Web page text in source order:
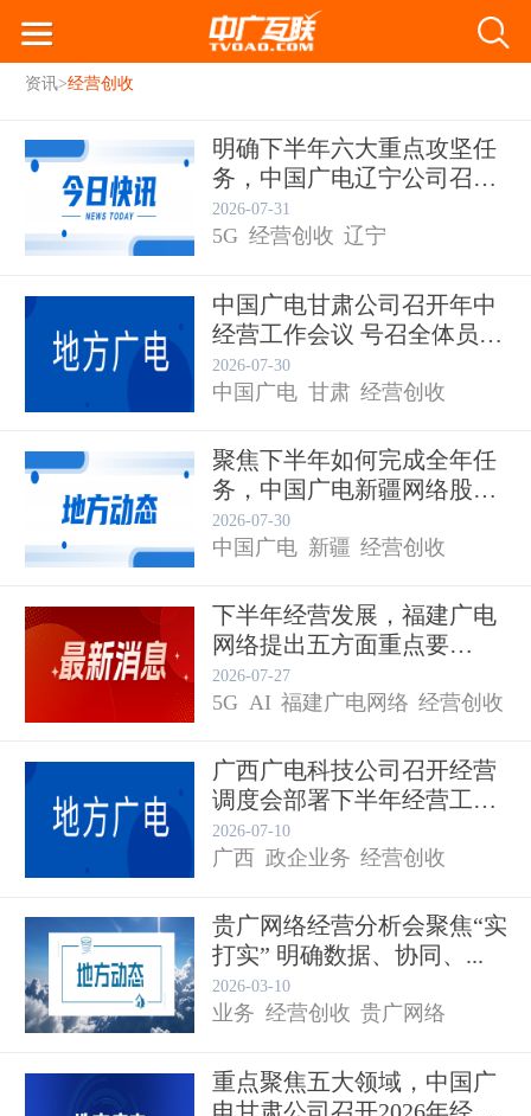
资讯>经营创收
明确下半年六大重点攻坚任
务，中国广电辽宁公司召开
20...
2026-07-31
5G 经营创收 辽宁
中国广电甘肃公司召开年中
经营工作会议 号召全体员工
积...
2026-07-30
中国广电 甘肃 经营创收
聚焦下半年如何完成全年任
务，中国广电新疆网络股份
有限...
2026-07-30
中国广电 新疆 经营创收
下半年经营发展，福建广电
网络提出五方面重点要
求！...
2026-07-27
5G AI 福建广电网络 经营创收
广西广电科技公司召开经营
调度会部署下半年经营工
作...
2026-07-10
广西 政企业务 经营创收
贵广网络经营分析会聚焦“实
打实” 明确数据、协同、...
2026-03-10
业务 经营创收 贵广网络
重点聚焦五大领域，中国广